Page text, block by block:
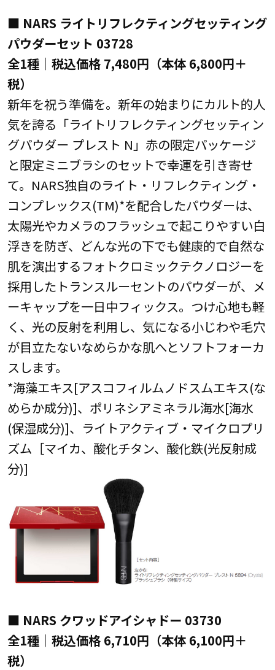
■ NARS ライトリフレクティングセッティング
パウダーセット 03728
全1種│税込価格 7,480円（本体 6,800円＋
税）
新年を祝う準備を。新年の始まりにカルト的人
気を誇る「ライトリフレクティングセッティン
グパウダー プレスト N」赤の限定パッケージ
と限定ミニブラシのセットで幸運を引き寄せ
て。NARS独自のライト・リフレクティング・
コンプレックス(TM)*を配合したパウダーは、
太陽光やカメラのフラッシュで起こりやすい白
浮きを防ぎ、どんな光の下でも健康的で自然な
肌を演出するフォトクロミックテクノロジーを
採用したトランスルーセントのパウダーが、メ
ーキャップを一日中フィックス。つけ心地も軽
く、光の反射を利用し、気になる小じわや毛穴
が目立たないなめらかな肌へとソフトフォーカ
スします。
*海藻エキス[アスコフィルムノドスムエキス(な
めらか成分)]、ポリネシアミネラル海水[海水
(保湿成分)]、ライトアクティブ・マイクロプリ
ズム［マイカ、酸化チタン、酸化鉄(光反射成
分)]
■ NARS クワッドアイシャドー 03730
全1種│税込価格 6,710円（本体 6,100円＋
税）